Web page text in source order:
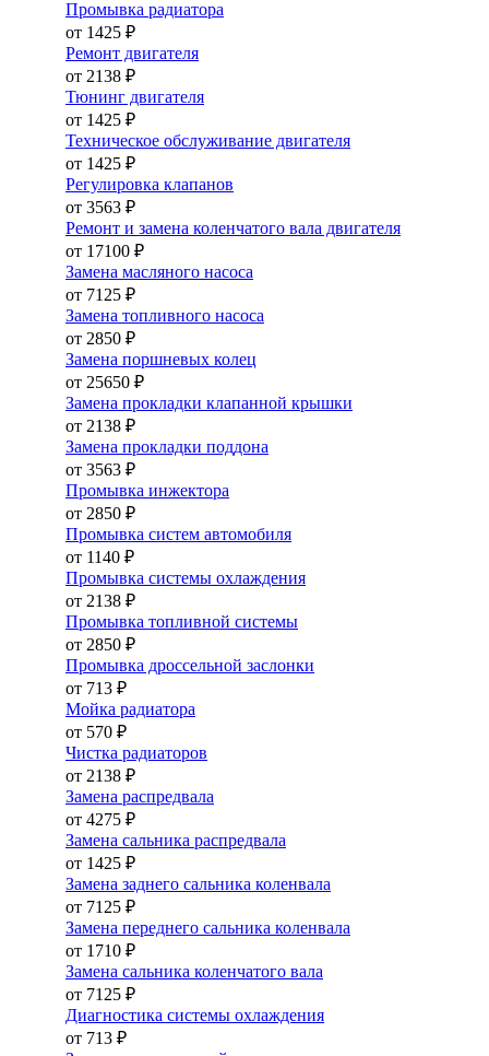
Промывка радиатора
от 1425 ₽
Ремонт двигателя
от 2138 ₽
Тюнинг двигателя
от 1425 ₽
Техническое обслуживание двигателя
от 1425 ₽
Регулировка клапанов
от 3563 ₽
Ремонт и замена коленчатого вала двигателя
от 17100 ₽
Замена масляного насоса
от 7125 ₽
Замена топливного насоса
от 2850 ₽
Замена поршневых колец
от 25650 ₽
Замена прокладки клапанной крышки
от 2138 ₽
Замена прокладки поддона
от 3563 ₽
Промывка инжектора
от 2850 ₽
Промывка систем автомобиля
от 1140 ₽
Промывка системы охлаждения
от 2138 ₽
Промывка топливной системы
от 2850 ₽
Промывка дроссельной заслонки
от 713 ₽
Мойка радиатора
от 570 ₽
Чистка радиаторов
от 2138 ₽
Замена распредвала
от 4275 ₽
Замена сальника распредвала
от 1425 ₽
Замена заднего сальника коленвала
от 7125 ₽
Замена переднего сальника коленвала
от 1710 ₽
Замена сальника коленчатого вала
от 7125 ₽
Диагностика системы охлаждения
от 713 ₽